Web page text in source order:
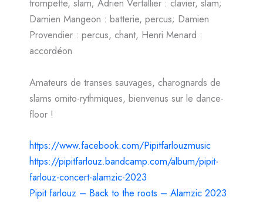
trompette, slam; Adrien Vertallier : clavier, slam;
Damien Mangeon : batterie, percus; Damien
Provendier : percus, chant, Henri Menard :
accordéon
Amateurs de transes sauvages, charognards de
slams ornito-rythmiques, bienvenus sur le dance-
floor !
https://www.facebook.com/Pipitfarlouzmusic
https://pipitfarlouz.bandcamp.com/album/pipit-
farlouz-concert-alamzic-2023
Pipit farlouz – Back to the roots – Alamzic 2023